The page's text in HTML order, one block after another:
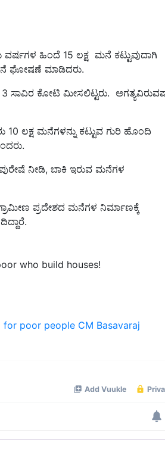
ಹಿಂದೆ 15 ಲಕ್ಷ ಮನೆ ಕಟ್ಟುವುದಾಗಿ
ಘೋಷಣೆ ಮಾಡಿದರು.
ಕೋಟಿ ಮೀಸಲಿಟ್ಟರು. ಅಗತ್ಯವಿರುವಷ್ಟು
ಲಕ್ಷ ಮನೆಗಳನ್ನು ಕಟ್ಟುವ ಗುರಿ ಹೊಂದಿ
ನೀಡಿ, ಬಾಕಿ ಇರುವ ಮನೆಗಳ
who build houses!